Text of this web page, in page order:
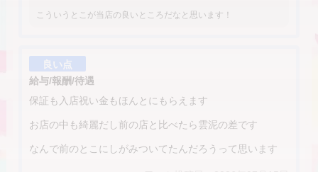
こういうとこが当店の良いところだなと思います！
良い点
給与/報酬/待遇
保証も入店祝い金もほんとにもらえます
お店の中も綺麗だし前の店と比べたら雲泥の差です
なんで前のとこにしがみついてたんだろうって思います